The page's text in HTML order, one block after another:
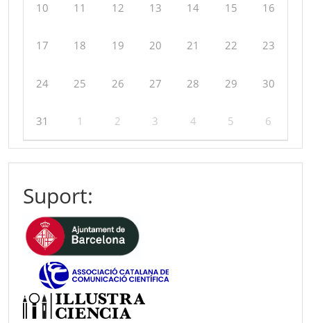
10 11 12 13 14 15 16
17 18 19 20 21 22 23
24 25 26 27 28 29 30
31 1 2 3 4 5 6
Suport: